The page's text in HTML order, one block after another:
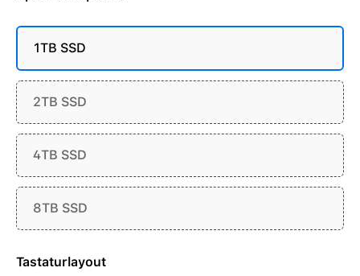
1TB SSD
2TB SSD
4TB SSD
8TB SSD
Tastaturlayout